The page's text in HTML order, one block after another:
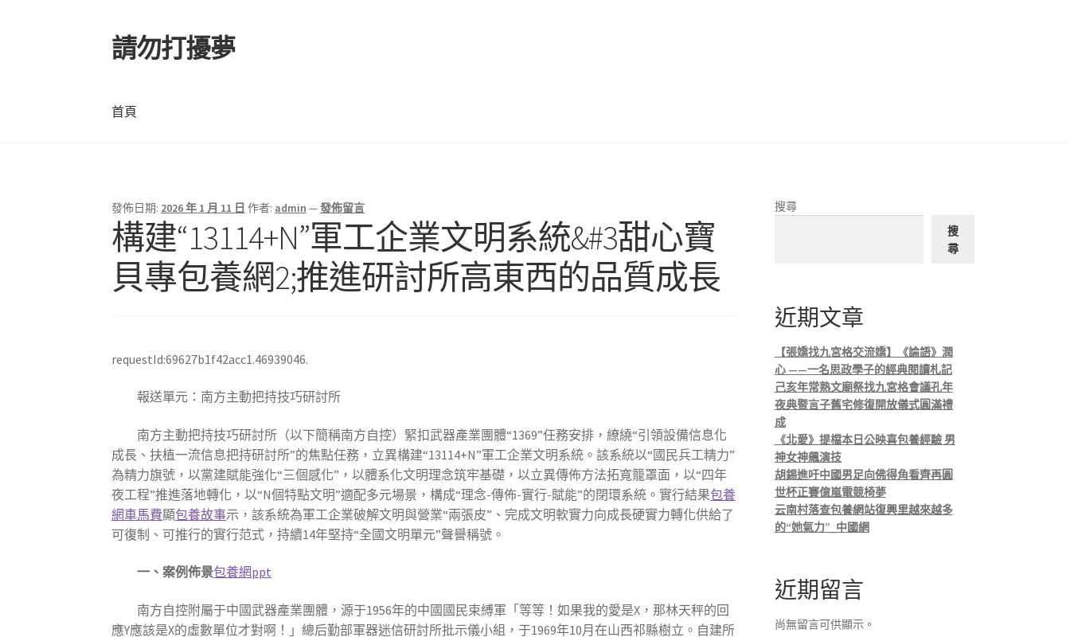
跳
至
覽
列
跳
至
要
內
請勿打擾夢
首頁
發佈日期: 2026 年 1 月 11 日 作者: admin —發佈留言
構建“13114+N”軍工企業文明系統&#3甜心寶
貝專包養網2;推進研討所高東西的品質成長
requestId:69627b1f42acc1.46939046.
報送單元：南方主動把持技巧研討所
南方主動把持技巧研討所（以下簡稱南方自控）緊扣武器產業團體“1369”任務安排，繚繞“引領設備信息化
成長、扶植一流信息把持研討所”的焦點任務，立異構建“13114+N”軍工企業文明系統。該系統以“國民兵工精力”
為精力旗號，以黨建賦能強化“三個感化”，以體系化文明理念筑牢基礎，以立異傳佈方法拓寬籠罩面，以“四年
夜工程”推進落地轉化，以“N個特點文明”適配多元場景，構成“理念-傳佈-實行-賦能”的閉環系統。實行結果包養
網車馬費顯包養故事示，該系統為軍工企業破解文明與營業“兩張皮”、完成文明軟實力向成長硬實力轉化供給了
可復制、可推行的實行范式，持續14年堅持“全國文明單元”聲譽稱號。
一、案例佈景包養網ppt
南方自控附屬于中國武器產業團體，源于1956年的中國國民束縛軍「等等！如果我的愛是X，那林天秤的回
應Y應該是X的虛數單位才對啊！」總后勤部軍器迷信研討所批示儀小組，于1969年10月在山西祁縣樹立。自建所
搜尋
搜
尋
近期文章
【張嬌找九宮格交流嬌】《論語》潤
心 ——一名思政學子的經典閱讀札記
己亥年常熟文廟祭找九宮格會議孔年
夜典暨言子舊宅修復開放儀式圓滿禮
成
《北愛》提檔本日公映喜包養經驗 男
神女神飆演技
胡錫進吁中國男足向佛得角看齊再圓
世杯正賽億嵐電競椅夢
云南村落查包養網站復興里越來越多
的“她氣力”_中國網
近期留言
尚無留言可供顯示。